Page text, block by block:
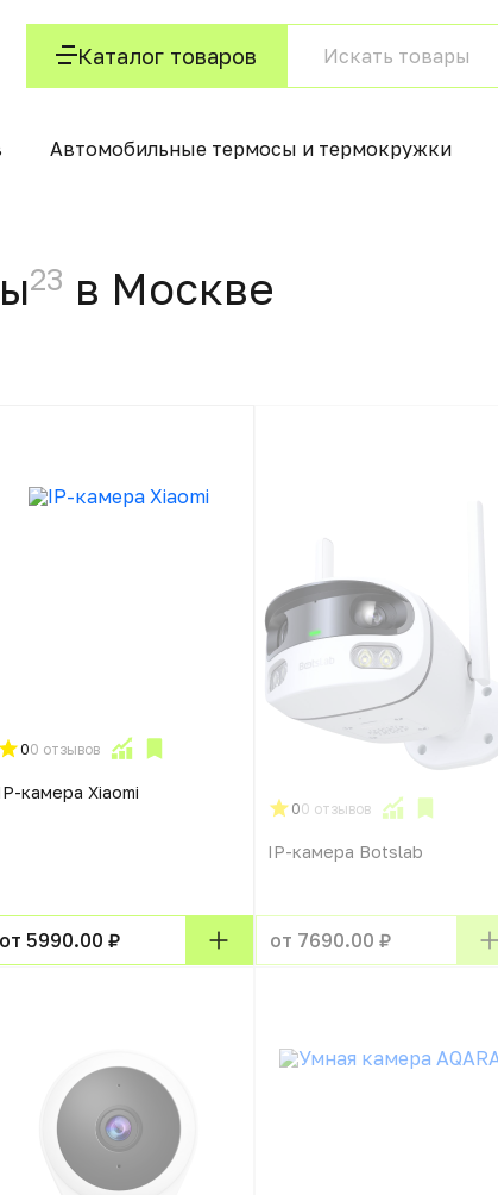
Каталог товаров
Автомобильные термосы и термокружки
23 в Москвe
00 отзывов
камера Xiaomi
от 5990.00 ₽
00 отзывов
IP-камера Botslab
от 7690.00 ₽